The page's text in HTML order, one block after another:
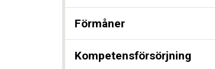
Förmåner
Kompetensförsörjning